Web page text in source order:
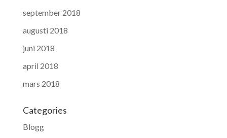
september 2018
augusti 2018
juni 2018
april 2018
mars 2018
Categories
Blogg